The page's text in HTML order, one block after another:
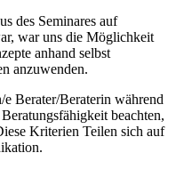
des Seminares auf
war uns die Möglichkeit
anhand selbst
anzuwenden.
Berater/Beraterin während
beachten,
Kriterien Teilen sich auf